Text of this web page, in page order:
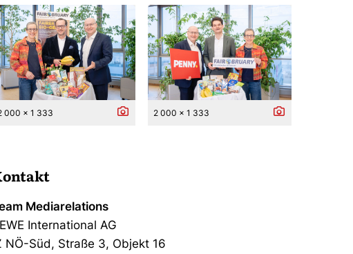
000 x 1 333 2 000 x 1 333
Mediarelations
International AG
NÖ-Süd, Straße 3, Objekt 16